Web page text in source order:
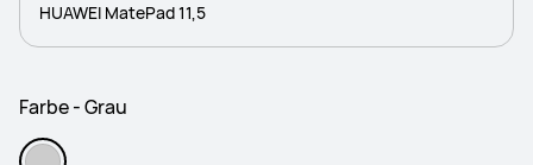
HUAWEI MatePad 11,5
Farbe - Grau